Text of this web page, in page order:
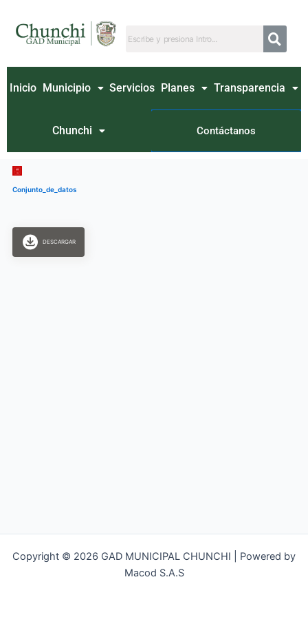
contenido
Inicio Municipio Servicios Planes Transparencia
Chunchi Contáctanos
Conjunto_de_datos
DESCARGAR
Copyright © 2026 GAD MUNICIPAL CHUNCHI | Powered by
Macod S.A.S